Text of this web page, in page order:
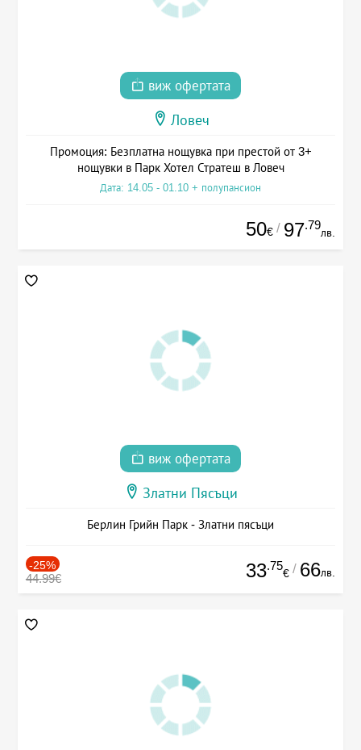
виж офертата
Ловеч
Промоция: Безплатна нощувка при престой от 3+
нощувки в Парк Хотел Стратеш в Ловеч
Дата: 14.05 - 01.10 + полупансион
50€ / 97.79
лв.
виж офертата
Златни Пясъци
Берлин Грийн Парк - Златни пясъци
-25%
44.99€ 33.75
€ / 66лв.